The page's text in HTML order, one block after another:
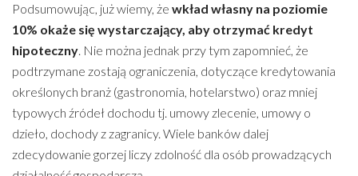
Podsumowując, już wiemy, że wkład własny na poziomie
10% okaże się wystarczający, aby otrzymać kredyt
hipoteczny. Nie można jednak przy tym zapomnieć, że
podtrzymane zostają ograniczenia, dotyczące kredytowania
określonych branż (gastronomia, hotelarstwo) oraz mniej
typowych źródeł dochodu tj. umowy zlecenie, umowy o
dzieło, dochody z zagranicy. Wiele banków dalej
zdecydowanie gorzej liczy zdolność dla osób prowadzących